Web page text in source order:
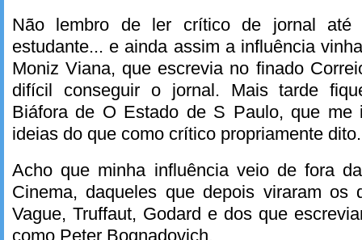
Não lembro de ler crítico de jornal até
estudante... e ainda assim a influência
Moniz Viana, que escrevia no finado
difícil conseguir o jornal. Mais tarde
Biáfora de O Estado de S Paulo, que me
ideias do que como crítico propriamente dito.
Acho que minha influência veio de fora
Cinema, daqueles que depois viraram os
Vague, Truffaut, Godard e dos que
como Peter Bognadovich.